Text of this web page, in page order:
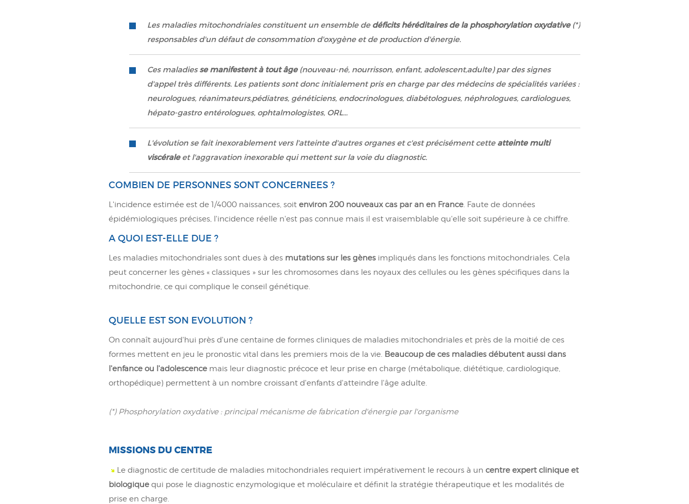
Les maladies mitochondriales constituent un ensemble de déficits héréditaires de la phosphorylation oxydative(*)
responsables d'un défaut de consommation d'oxygène et de production d'énergie.
Ces maladiesse manifestent à tout âge(nouveau-né, nourrisson, enfant, adolescent,adulte) par des signes
d'appel très différents. Les patients sont donc initialement pris en charge par des médecins de spécialités variées :
neurologues, réanimateurs,pédiatres, généticiens, endocrinologues, diabétologues, néphrologues, cardiologues,
hépato-gastro entérologues, ophtalmologistes, ORL...
L'évolution se fait inexorablement vers l'atteinte d'autres organes et c'est précisément cette atteinte multi
viscéraleet l'aggravation inexorable qui mettent sur la voie du diagnostic.
COMBIEN DE PERSONNES SONT CONCERNEES ?
L'incidence estimée est de 1/4000 naissances, soit environ 200 nouveaux cas par an en France. Faute de données
épidémiologiques précises, l'incidence réelle n'est pas connue mais il est vraisemblable qu'elle soit supérieure à ce chiffre.
A QUOI EST-ELLE DUE ?
Les maladies mitochondriales sont dues à des mutations sur les gènes impliqués dans les fonctions mitochondriales. Cela
peut concerner les gènes « classiques » sur les chromosomes dans les noyaux des cellules ou les gènes spécifiques dans la
mitochondrie, ce qui complique le conseil génétique.
QUELLE EST SON EVOLUTION ?
On connaît aujourd'hui près d'une centaine de formes cliniques de maladies mitochondriales et près de la moitié de ces
formes mettent en jeu le pronostic vital dans les premiers mois de la vie. Beaucoup de ces maladies débutent aussi dans
l'enfance ou l'adolescence mais leur diagnostic précoce et leur prise en charge (métabolique, diététique, cardiologique,
orthopédique) permettent à un nombre croissant d'enfants d'atteindre l'âge adulte.
(*) Phosphorylation oxydative : principal mécanisme de fabrication d'énergie par l'organisme
MISSIONS DU CENTRE
Le diagnostic de certitude de maladies mitochondriales requiert impérativement le recours à un centre expert clinique et
biologique qui pose le diagnostic enzymologique et moléculaire et définit la stratégie thérapeutique et les modalités de
prise en charge.